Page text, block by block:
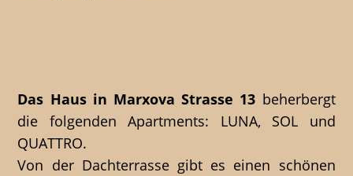
Das Haus in Marxova Strasse 13 beherbergt
die folgenden Apartments: LUNA, SOL und
QUATTRO.
Von der Dachterrasse gibt es einen schönen